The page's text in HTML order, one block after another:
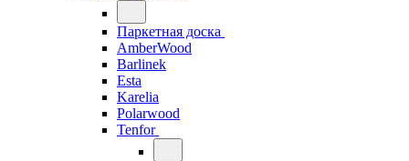
Паркетная доска
AmberWood
Barlinek
Esta
Karelia
Polarwood
Tenfor